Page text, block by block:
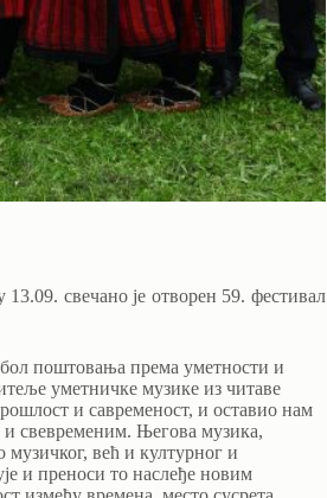
свечано је отворен 59. фестивал
поштовања према уметности и
уметничке музике из читаве
и савременост, и оставио нам
и свевременим. Његова музика,
већ и културног и
и преноси то наслеђе новим